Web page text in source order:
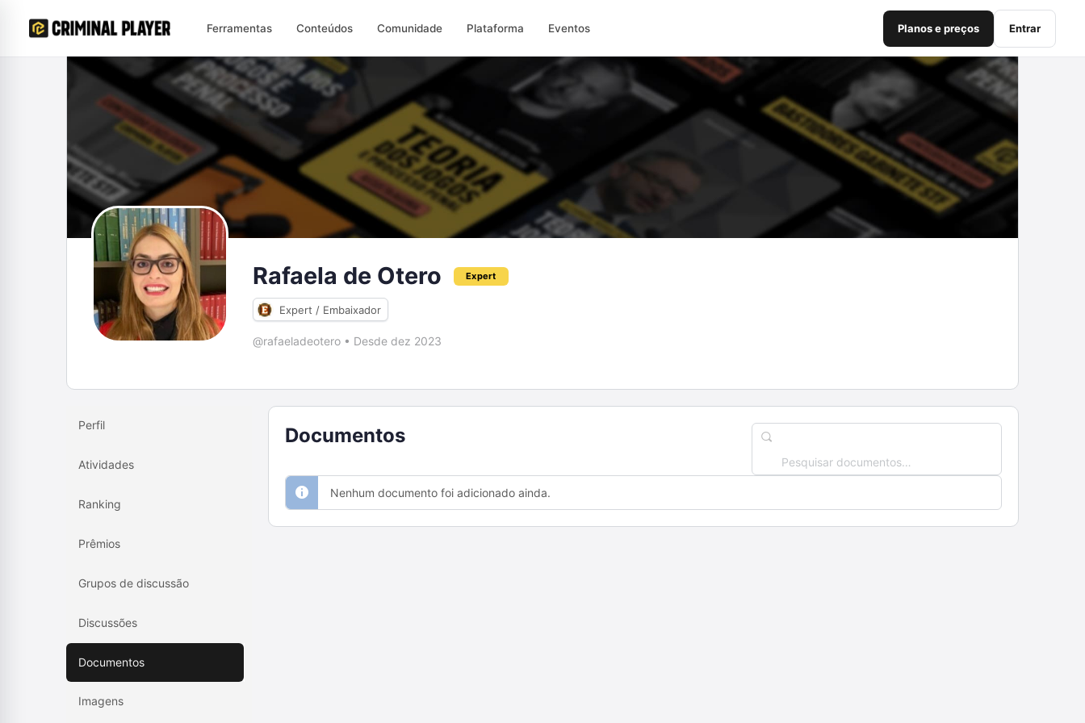
Ferramentas Conteúdos Comunidade Plataforma Eventos Planos e preços Entrar
Rafaela de Otero Expert
Expert / Embaixador
@rafaeladeotero • Desde dez 2023
Perfil
Atividades
Ranking
Prêmios
Grupos de discussão
Discussões
Documentos
Imagens
Documentos
Pesquisar
documentos…
Nenhum documento foi adicionado ainda.